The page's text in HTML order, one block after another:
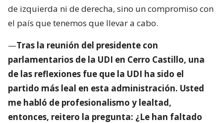
de izquierda ni de derecha, sino un compromiso con
el país que tenemos que llevar a cabo.
—Tras la reunión del presidente con
parlamentarios de la UDI en Cerro Castillo, una
de las reflexiones fue que la UDI ha sido el
partido más leal en esta administración. Usted
me habló de profesionalismo y lealtad,
entonces, reitero la pregunta: ¿Le han faltado